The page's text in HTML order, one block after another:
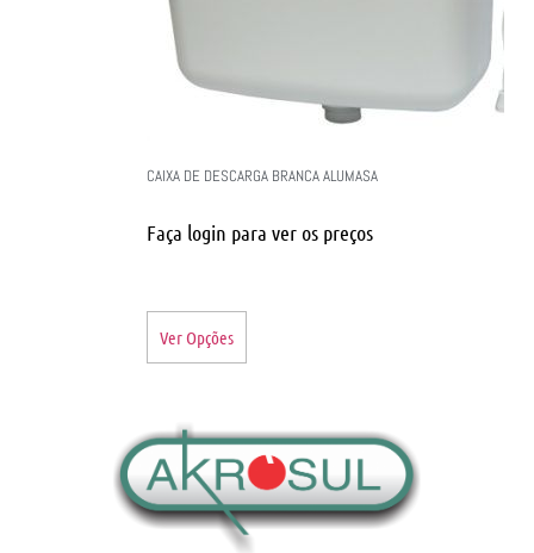
CAIXA DE DESCARGA BRANCA ALUMASA
Faça login para ver os preços
Ver Opções